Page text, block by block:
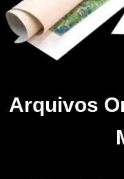
Arquivos